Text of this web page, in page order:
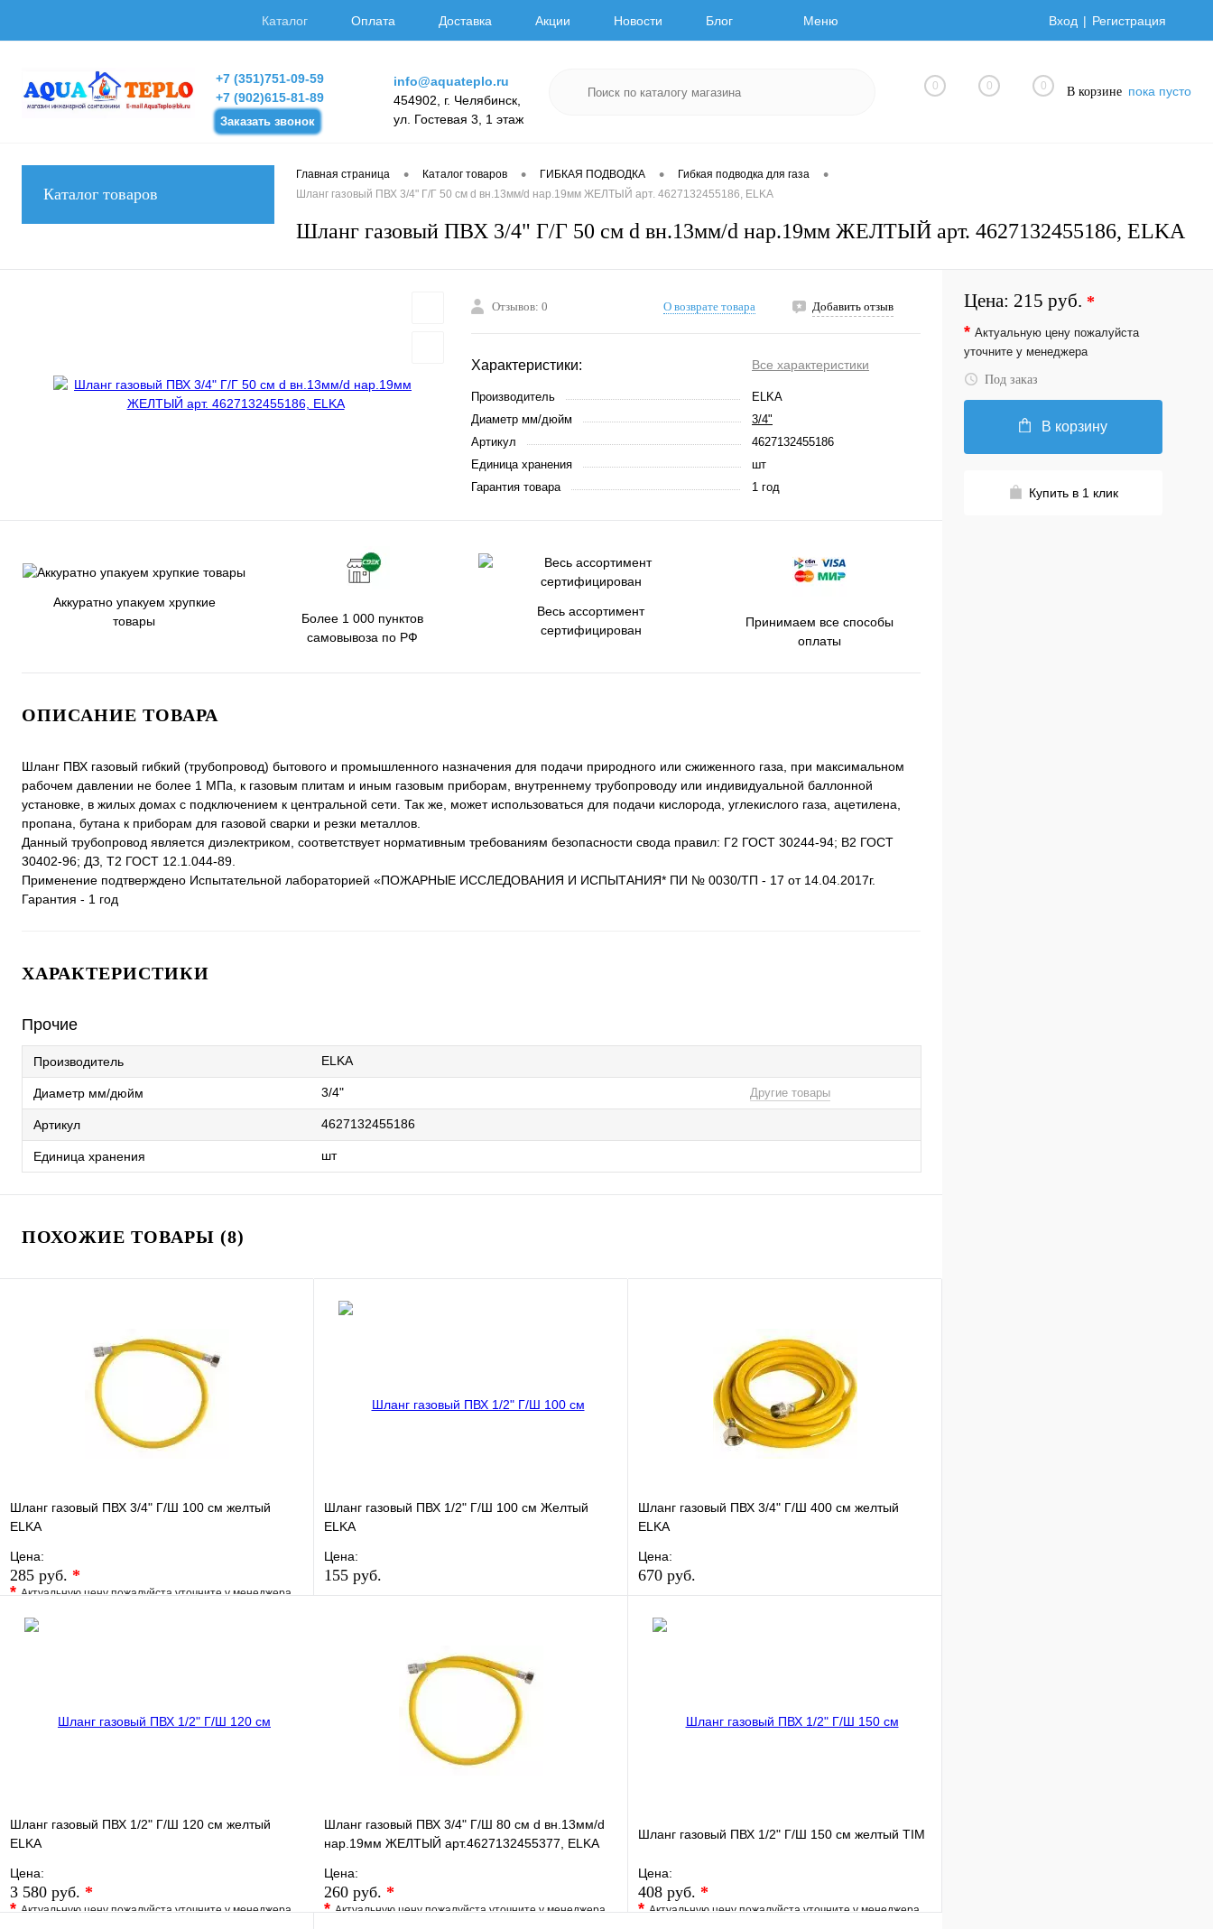
Каталог Оплата Доставка Акции Новости Блог Меню Вход Регистрация
+7 (351)751-09-59
+7 (902)615-81-89
Заказать звонок
info@aquateplo.ru
454902, г. Челябинск,
ул. Гостевая 3, 1 этаж
0 0 0 В корзине пока пусто
Каталог товаров
Главная страница • Каталог товаров • ГИБКАЯ ПОДВОДКА • Гибкая подводка для газа •
Шланг газовый ПВХ 3/4" Г/Г 50 см d вн.13мм/d нар.19мм ЖЕЛТЫЙ арт. 4627132455186, ELKA
Шланг газовый ПВХ 3/4" Г/Г 50 см d вн.13мм/d нар.19мм ЖЕЛТЫЙ арт. 4627132455186, ELKA
Отзывов: 0 О возврате товара Добавить отзыв
Характеристики: Все характеристики
Производитель
ELKA
Диаметр мм/дюйм
3/4"
Артикул
4627132455186
Единица хранения
шт
Гарантия товара
1 год
Аккуратно упакуем хрупкие
товары
Более 1 000 пунктов
самовывоза по РФ
Весь ассортимент
сертифицирован
Принимаем все способы
оплаты
ОПИСАНИЕ ТОВАРА
Шланг ПВХ газовый гибкий (трубопровод) бытового и промышленного назначения для подачи природного или сжиженного газа, при максимальном
рабочем давлении не более 1 МПа, к газовым плитам и иным газовым приборам, внутреннему трубопроводу или индивидуальной баллонной
установке, в жилых домах с подключением к центральной сети. Так же, может использоваться для подачи кислорода, углекислого газа, ацетилена,
пропана, бутана к приборам для газовой сварки и резки металлов.
Данный трубопровод является диэлектриком, соответствует нормативным требованиям безопасности свода правил: Г2 ГОСТ 30244-94; В2 ГОСТ
30402-96; ДЗ, Т2 ГОСТ 12.1.044-89.
Применение подтверждено Испытательной лабораторией «ПОЖАРНЫЕ ИССЛЕДОВАНИЯ И ИСПЫТАНИЯ* ПИ № 0030/ТП - 17 от 14.04.2017г.
Гарантия - 1 год
ХАРАКТЕРИСТИКИ
Прочие
Производитель ELKA
Диаметр мм/дюйм 3/4" Другие товары
Артикул 4627132455186
Единица хранения шт
ПОХОЖИЕ ТОВАРЫ (8)
Шланг газовый ПВХ 3/4" Г/Ш 100 см желтый
ELKA
Цена:
285 руб. *
*Актуальную цену пожалуйста уточните у менеджера
В избранное
Шланг газовый ПВХ 1/2" Г/Ш 100 см Желтый
ELKA
Цена:
155 руб.
В корзину
Шланг газовый ПВХ 3/4" Г/Ш 400 см желтый
ELKA
Цена:
670 руб.
Купить в 1 клик
Шланг газовый ПВХ 1/2" Г/Ш 120 см желтый
ELKA
Цена:
3 580 руб. *
*Актуальную цену пожалуйста уточните у менеджера
Шланг газовый ПВХ 3/4" Г/Ш 80 см d вн.13мм/d
нар.19мм ЖЕЛТЫЙ арт.4627132455377, ELKA
Цена:
260 руб. *
*Актуальную цену пожалуйста уточните у менеджера
Шланг газовый ПВХ 1/2" Г/Ш 150 см желтый TIM
Цена:
408 руб. *
*Актуальную цену пожалуйста уточните у менеджера
Цена: 215 руб. *
* Актуальную цену пожалуйста
уточните у менеджера
Под заказ
В корзину
Купить в 1 клик